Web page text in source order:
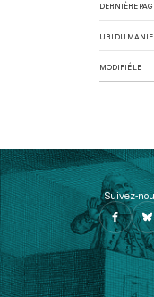
DERNIÈRE
URI DU
MODIFIÉ LE
Suivez-